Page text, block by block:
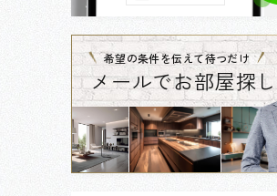
希望の条件を伝えて待つだけ
メールでお部屋探し